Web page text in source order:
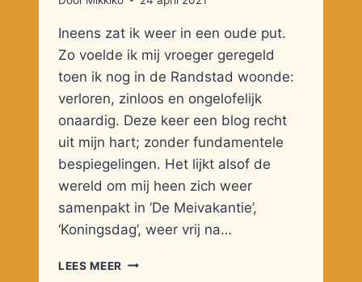
Ineens zat ik weer in een oude put.
Zo voelde ik mij vroeger geregeld
toen ik nog in de Randstad woonde:
verloren, zinloos en ongelofelijk
onaardig. Deze keer een blog recht
uit mijn hart; zonder fundamentele
bespiegelingen. Het lijkt alsof de
wereld om mij heen zich weer
samenpakt in ‘De Meivakantie’,
‘Koningsdag’, weer vrij na…
LEES MEER DE